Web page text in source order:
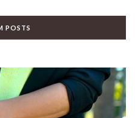
POSTS